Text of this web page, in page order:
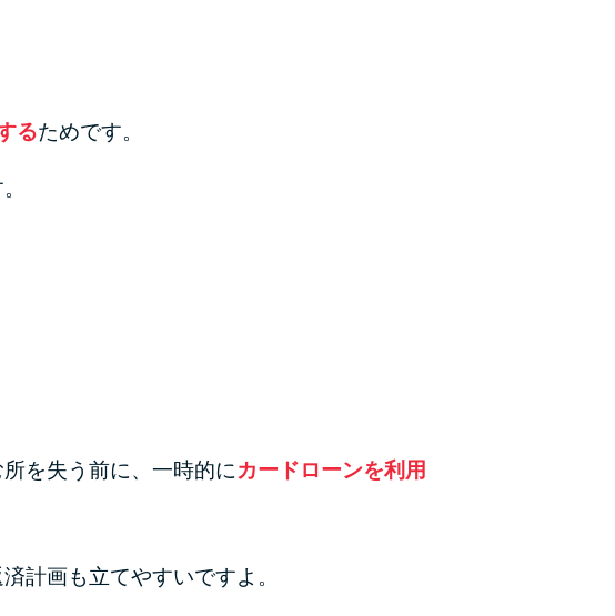
特集ページ
種類・特徴別一覧
るためです。
を失う前に、一時的にカードローンを利用
計画も立てやすいですよ。